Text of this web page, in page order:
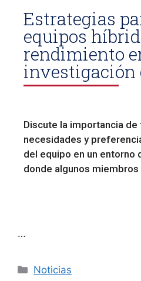
Estrategias
equipos
rendimiento
Discute la importancia de
necesidades y
del equipo en un entorno
donde algunos
…
Noticias